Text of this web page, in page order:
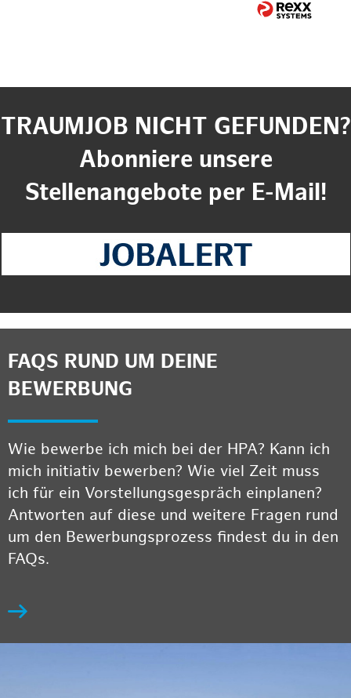
TRAUMJOB NICHT GEFUNDEN?
Abonniere unsere
Stellenangebote per E-Mail!
FAQS RUND UM DEINE
BEWERBUNG
Wie bewerbe ich mich bei der HPA? Kann ich
mich initiativ bewerben? Wie viel Zeit muss
ich für ein Vorstellungsgespräch einplanen?
Antworten auf diese und weitere Fragen rund
um den Bewerbungsprozess findest du in den
FAQs.